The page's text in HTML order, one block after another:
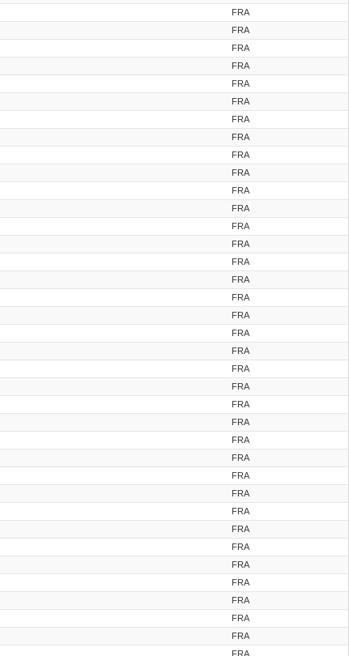
FRA
FRA
FRA
FRA
FRA
FRA
FRA
FRA
FRA
FRA
FRA
FRA
FRA
FRA
FRA
FRA
FRA
FRA
FRA
FRA
FRA
FRA
FRA
FRA
FRA
FRA
FRA
FRA
FRA
FRA
FRA
FRA
FRA
FRA
FRA
FRA
FRA